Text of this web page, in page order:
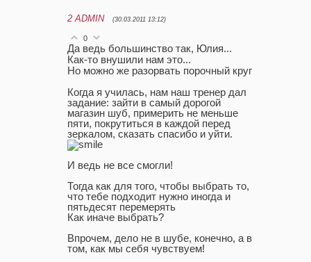
2 ADMIN (30.03.2011 13:12)
0
Да ведь большинство так, Юлия...
Как-то внушили нам это...
Но можно же разорвать порочный круг
Когда я училась, нам наш тренер дал
задание: зайти в самый дорогой
магазин шуб, примерить не меньше
пяти, покрутиться в каждой перед
зеркалом, сказать спасибо и уйти.
И ведь не все смогли!
Тогда как для того, чтобы выбрать то,
что тебе подходит нужно иногда и
пятьдесят перемерять
Как иначе выбрать?
Впрочем, дело не в шубе, конечно, а в
том, как мы себя чувствуем!